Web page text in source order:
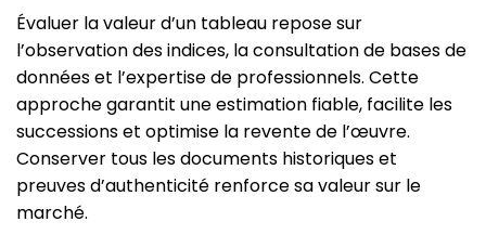
Évaluer la valeur d’un tableau repose sur
l’observation des indices, la consultation de bases de
données et l’expertise de professionnels. Cette
approche garantit une estimation fiable, facilite les
successions et optimise la revente de l’œuvre.
Conserver tous les documents historiques et
preuves d’authenticité renforce sa valeur sur le
marché.